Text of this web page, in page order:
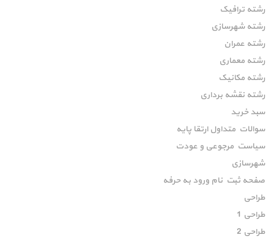
رشته ترافیک
رشته شهرسازی
رشته عمران
رشته معماری
رشته مکانیک
رشته نقشه برداری
سبد خرید
سوالات متداول ارتقا پایه
سیاست مرجوعی و عودت
شهرسازی
صفحه ثبت نام ورود به حرفه
طراحی
طراحی 1
طراحی 2